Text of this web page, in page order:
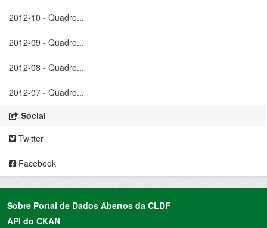
2012-10 - Quadro...
2012-09 - Quadro...
2012-08 - Quadro...
2012-07 - Quadro...
Social
Twitter
Facebook
Sobre Portal de Dados Abertos da CLDF
API do CKAN